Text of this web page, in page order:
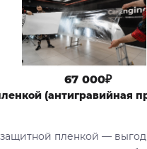
67 000₽
(антигравийная
пленкой —